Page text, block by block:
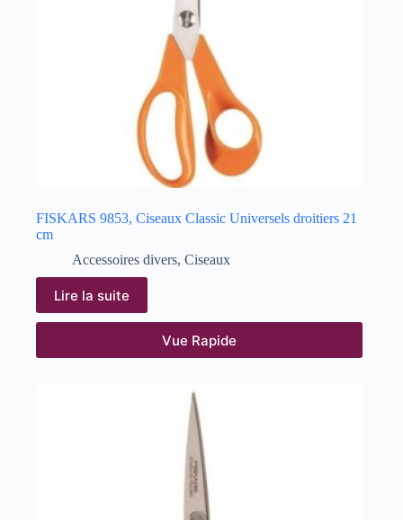
FISKARS 9853, Ciseaux Classic Universels droitiers 21
cm
Accessoires divers, Ciseaux
Lire la suite
Vue Rapide